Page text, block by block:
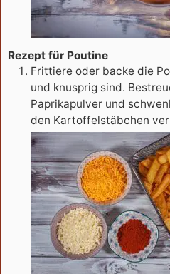
Rezept für Poutine
Frittiere oder backe die
und knusprig sind.
Paprikapulver und
den Kartoffelstäbchen